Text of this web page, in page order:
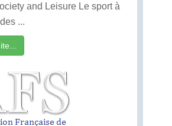
and Leisure Le sport à
...